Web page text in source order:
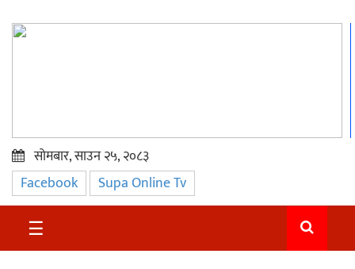
प्रमुख
समाचार
सुदुर
सोमबार, साउन २५, २०८३
Facebook Supa Online Tv
☰